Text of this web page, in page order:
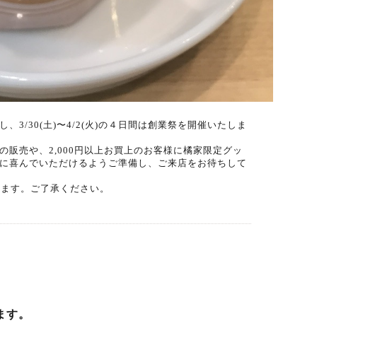
、3/30(土)〜4/2(火)の４日間は創業祭を開催いたしま
販売や、2,000円以上お買上のお客様に橘家限定グッ
喜んでいただけるようご準備し、ご来店をお待ちして
す。ご了承ください。
。